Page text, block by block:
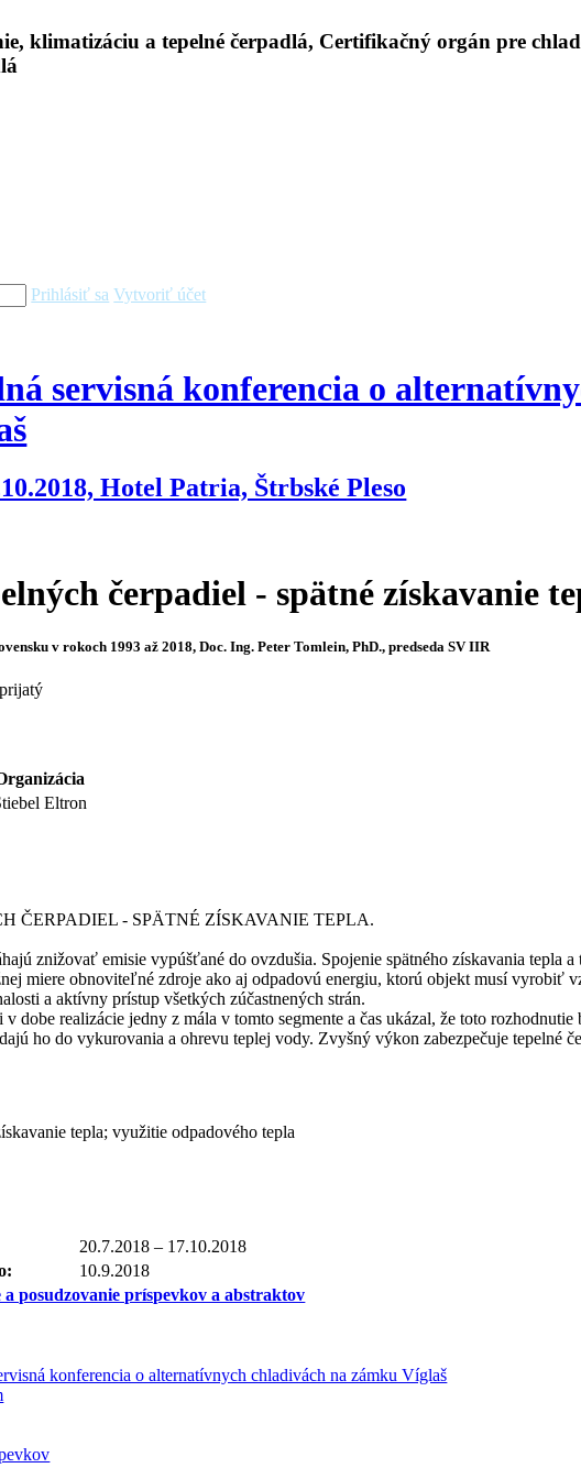
Prihlásiť sa Vytvoriť účet
servisná konferencia o
Hotel Patria, Štrbské Pleso
čerpadiel - spätné získavanie
v rokoch 1993 až 2018, Doc. Ing. Peter Tomlein, PhD., predseda SV IIR
Eltron
ČERPADIEL - SPÄTNÉ ZÍSKAVANIE TEPLA.
znižovať emisie vypúšťané do ovzdušia. Spojenie spätného získavania tepla a
miere obnoviteľné zdroje ako aj odpadovú energiu, ktorú objekt musí vyrobiť
a aktívny prístup všetkých zúčastnených strán.
dobe realizácie jedny z mála v tomto segmente a čas ukázal, že toto
ho do vykurovania a ohrevu teplej vody. Zvyšný výkon zabezpečuje tepelné
tepla; využitie odpadového tepla
20.7.2018 – 17.10.2018
10.9.2018
posudzovanie príspevkov a abstraktov
konferencia o alternatívnych chladivách na zámku Víglaš